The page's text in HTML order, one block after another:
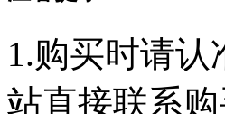
1.购买时请认
站直接联系